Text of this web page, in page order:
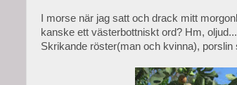
I morse när jag satt och drack mitt
kanske ett västerbottniskt ord? Hm,
Skrikande röster(man och kvinna),